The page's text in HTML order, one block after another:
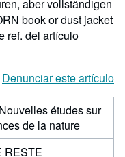
aber vollständigen
book or dust jacket
ref. del artículo
Denunciar este artículo
études sur
de la nature
RESTE